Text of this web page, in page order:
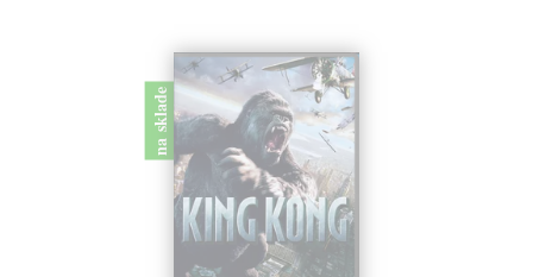
na sklade